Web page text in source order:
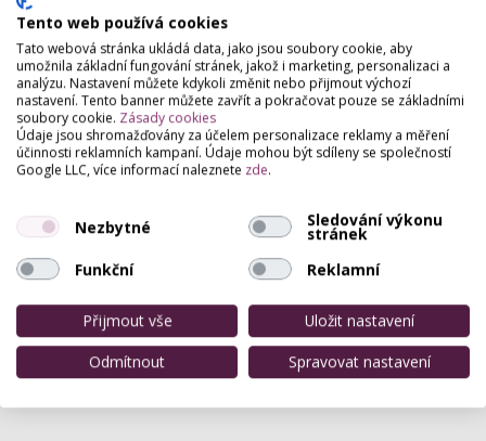
Husovo nám. 591 , Tábor
Drobné tetování, tetování sloganů, jmen, možnost
návrhů, konzultace, oživení starého tetování,
permanentní make up.
Nováková Michaela Amstaff tattoo
Nabízím tyto služby: tetování, piercing,
microdermální piercing, permanentní make-up,
Tento web používá cookies
Tato webová stránka ukládá data, jako jsou soubory cookie, aby
umožnila základní fungování stránek, jakož i marketing, personalizaci a
analýzu. Nastavení můžete kdykoli změnit nebo přijmout výchozí
nastavení. Tento banner můžete zavřít a pokračovat pouze se základními
soubory cookie. Zásady cookies
Údaje jsou shromažďovány za účelem personalizace reklamy a měření
účinnosti reklamních kampaní. Údaje mohou být sdíleny se společností
Google LLC, více informací naleznete zde.
Nezbytné Sledování výkonu
stránek
Funkční
Reklamní
Přijmout vše
Uložit nastavení
Odmítnout
Spravovat nastavení